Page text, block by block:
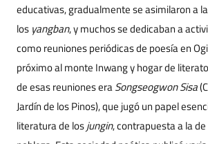
educativas, gradualmente se asimilaron a
los yangban, y muchos se dedicaban a
como reuniones periódicas de poesía en
próximo al monte Inwang y hogar de
de esas reuniones eraSongseogwon Sisa
Jardín de los Pinos), que jugó un papel
literatura de losjungin, contrapuesta a la